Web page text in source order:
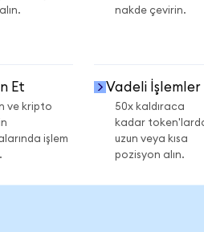
nakde çevirin.
Et
ve kripto
işlem
Vadeli İşlemler
50x kaldıraca
kadar
uzun veya kısa
pozisyon alın.